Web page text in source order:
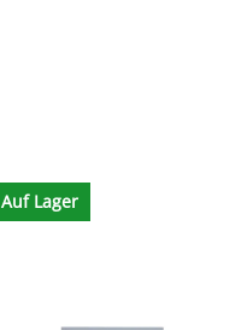
Auf Lager